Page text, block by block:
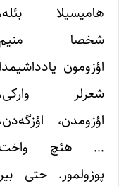
هامیسیلا بئله،
شخصا منیم
اؤزومون یادداشیمدا
شعرلر وارکی،
اؤزومدن، اؤزگه‌دن،
… هئچ واخت
پوزولمور. حتی بیر